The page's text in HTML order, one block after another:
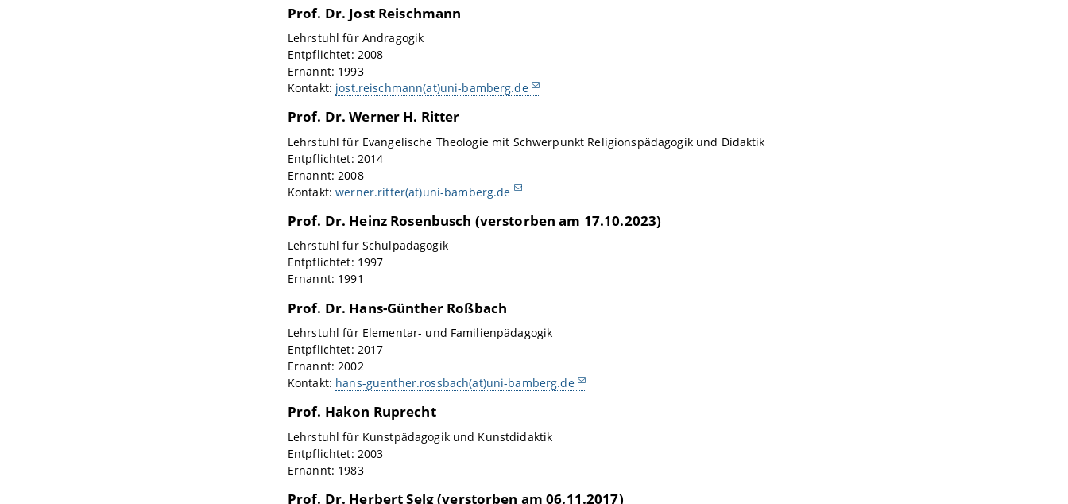
Prof. Dr. Jost Reischmann
Lehrstuhl für Andragogik
Entpflichtet: 2008
Ernannt: 1993
Kontakt: jost.reischmann(at)uni-bamberg.de
Prof. Dr. Werner H. Ritter
Lehrstuhl für Evangelische Theologie mit Schwerpunkt Religionspädagogik und Didaktik
Entpflichtet: 2014
Ernannt: 2008
Kontakt:werner.ritter(at)uni-bamberg.de
Prof. Dr. Heinz Rosenbusch (verstorben am 17.10.2023)
Lehrstuhl für Schulpädagogik
Entpflichtet: 1997
Ernannt: 1991
Prof. Dr. Hans-Günther Roßbach
Lehrstuhl für Elementar- und Familienpädagogik
Entpflichtet: 2017
Ernannt: 2002
Kontakt: hans-guenther.rossbach(at)uni-bamberg.de
Prof. Hakon Ruprecht
Lehrstuhl für Kunstpädagogik und Kunstdidaktik
Entpflichtet: 2003
Ernannt: 1983
Prof. Dr. Herbert Selg (verstorben am 06.11.2017)